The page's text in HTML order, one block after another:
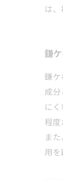
は
鎌
鎌
成
に
程
ま
用